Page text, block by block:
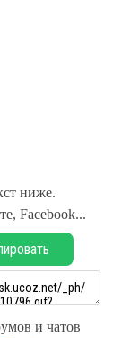
ниже.
Facebook...
и чатов